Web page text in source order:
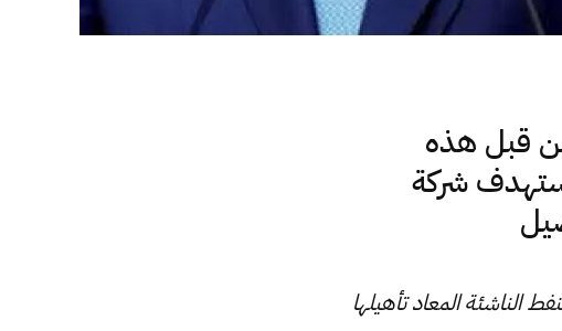
قبل هذه
شركة
الناشئة المعاد تأهيلها